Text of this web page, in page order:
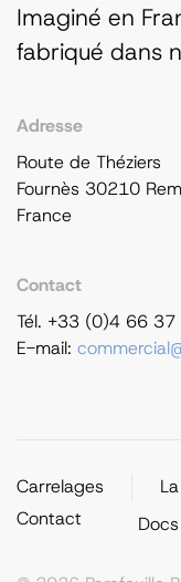
Imaginé en
fabriqué dans
Adresse
Route de Théziers
Fournès 30210
France
Contact
Tél. +33 (0)4 66
E-mail:
Carrelages
Contact